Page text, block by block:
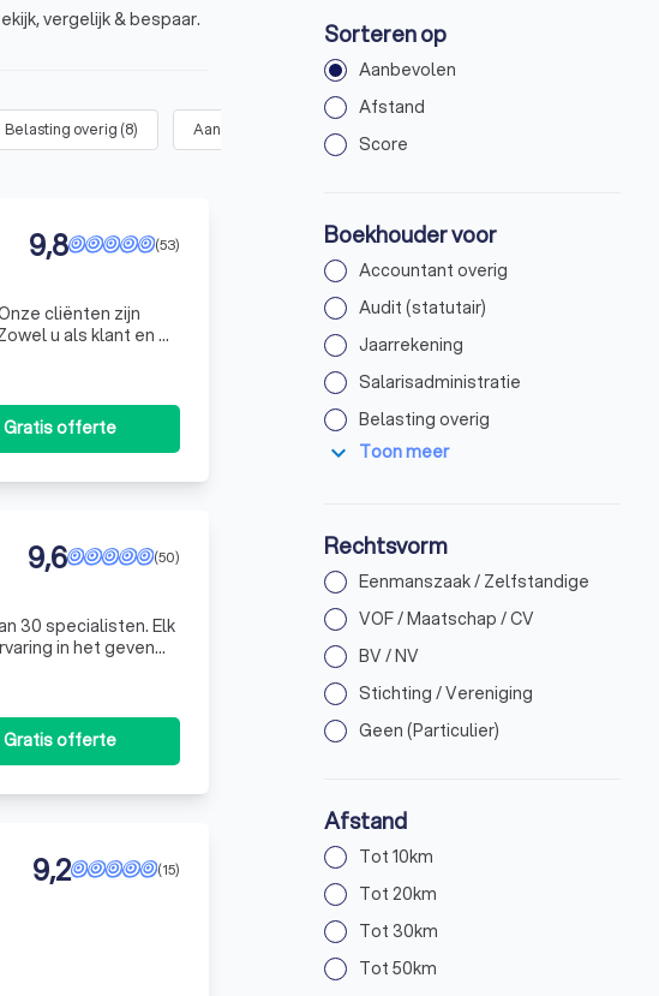
vergelijk & bespaar.
Belasting overig (8) Aangifte omzetbelasting / BTW
(53)
9,8
cliënten zijn
Gratis offerte
(50)
9,6
in het geven
Gratis offerte
(15)
9,2
Sorteren op
Aanbevolen
Afstand
Score
Boekhouder voor
Accountant overig
Audit (statutair)
Jaarrekening
Salarisadministratie
Belasting overig
expand_more Toon meer
Rechtsvorm
Eenmanszaak / Zelfstandige
VOF / Maatschap / CV
BV / NV
Stichting / Vereniging
Geen (Particulier)
Afstand
Tot 10km
Tot 20km
Tot 30km
Tot 50km